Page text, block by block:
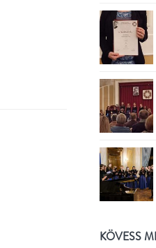
KÖVESS